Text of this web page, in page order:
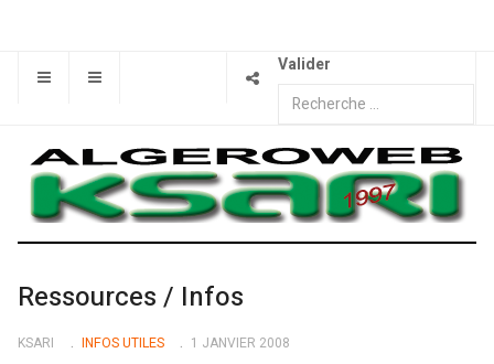
Valider
Ressources / Infos
KSARI INFOS UTILES 1 JANVIER 2008